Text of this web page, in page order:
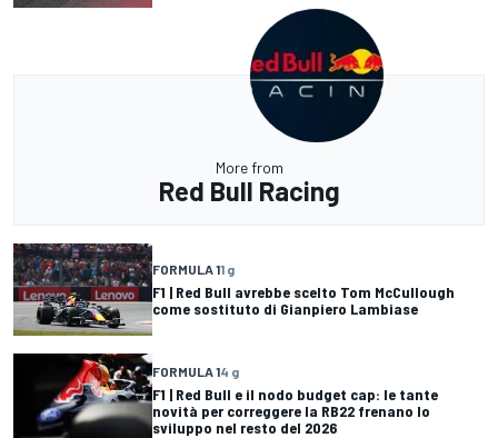
More from
Red Bull Racing
FORMULA 11 g
F1 | Red Bull avrebbe scelto Tom McCullough
come sostituto di Gianpiero Lambiase
FORMULA 14 g
F1 | Red Bull e il nodo budget cap: le tante
novità per correggere la RB22 frenano lo
sviluppo nel resto del 2026